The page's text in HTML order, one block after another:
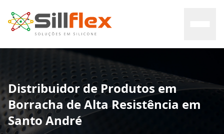
Home
Sobre nós
Distribuidor de Produtos em
Borracha de Alta Resistência em
Santo André